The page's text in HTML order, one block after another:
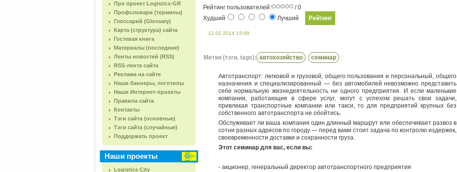
Про проект Logistics-GR
Профсловари (термины)
Глоссарий (Glossary)
Карта (структура) сайта
Гостевая книга
Материалы (последние)
Ленты новостей (RSS)
RSS-лента сайта
Реклама на сайте
Наши баннеры, логотипы
Наши Интернет-проекты
Правила сайта
Контакты
Тэги сайта (основные)
Тэги сайта (случайные)
Поддержать проект
Наши проекты
Logistics City
Рейтинг пользователей:
/ 0
Худший
Лучший
12.02.2014 15:09
Метки (тэги, tags): автохозяйство семинар
Автотранспорт: легковой и грузовой, общего пользования и персональный, общего
назначения и специализированный — без автомобилей невозможно представить
себе нормальную жизнедеятельность ни одного предприятия. И если маленькие
компании, работающие в сфере услуг, могут с успехом решать свои задачи,
привлекая транспортные компании или такси, то для предприятий крупных без
собственного автотранспорта не обойтись.
Обслуживает ли ваша компания один длинный маршрут или обеспечивает развоз в
сотни разных адресов по городу — перед вами стоит задача по контролю издержек,
своевременности доставки и сохранности груза.
Этот семинар для вас, если вы:
- акционер, генеральный директор автотранспортного предприятия